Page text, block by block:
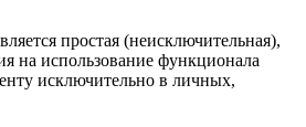
простая (неисключительная),
на использование функционала
исключительно в личных,